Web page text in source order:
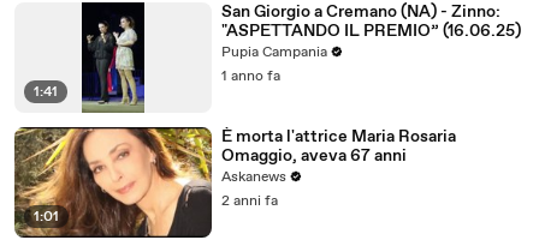
1:41
San Giorgio a Cremano (NA) - Zinno:
"ASPETTANDO IL PREMIO” (16.06.25)
Pupia Campania
1 anno fa
1:01
È morta l'attrice Maria Rosaria
Omaggio, aveva 67 anni
Askanews
2 anni fa